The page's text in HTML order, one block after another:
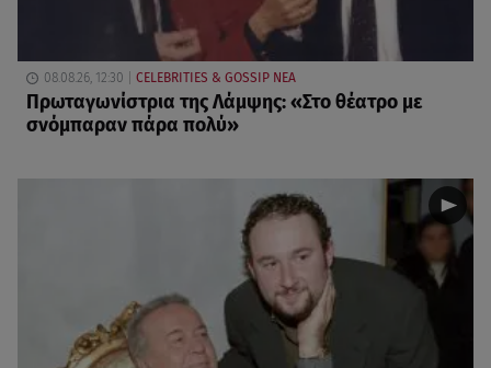
08.08.26, 12:30 CELEBRITIES & GOSSIP ΝΕΑ
Πρωταγωνίστρια της Λάμψης: «Στο θέατρο με
σνόμπαραν πάρα πολύ»